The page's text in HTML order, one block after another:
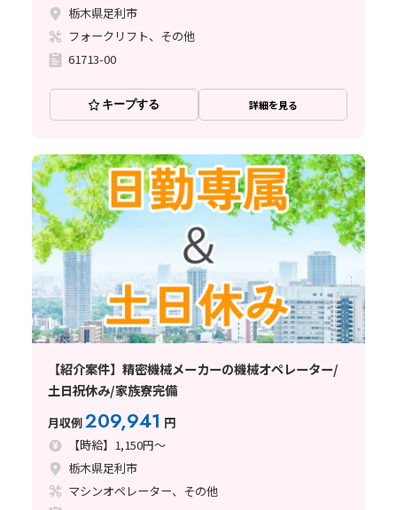
栃木県足利市
フォークリフト、その他
61713-00
キープする 詳細を見る
【紹介案件】精密機械メーカーの機械オペレーター/
土日祝休み/家族寮完備
月収例209,941 円
【時給】1,150円～
栃木県足利市
マシンオペレーター、その他